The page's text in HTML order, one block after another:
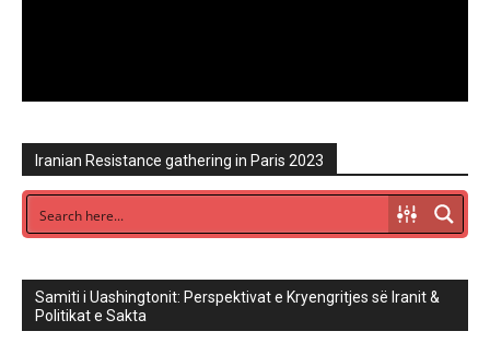
Iranian Resistance gathering in Paris 2023
Samiti i Uashingtonit: Perspektivat e Kryengritjes së Iranit &
Politikat e Sakta